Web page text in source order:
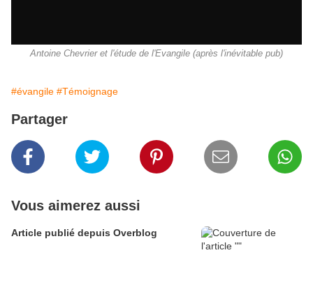
Antoine Chevrier et l'étude de l'Evangile (après l'inévitable pub)
#évangile #Témoignage
Partager
Vous aimerez aussi
Article publié depuis Overblog